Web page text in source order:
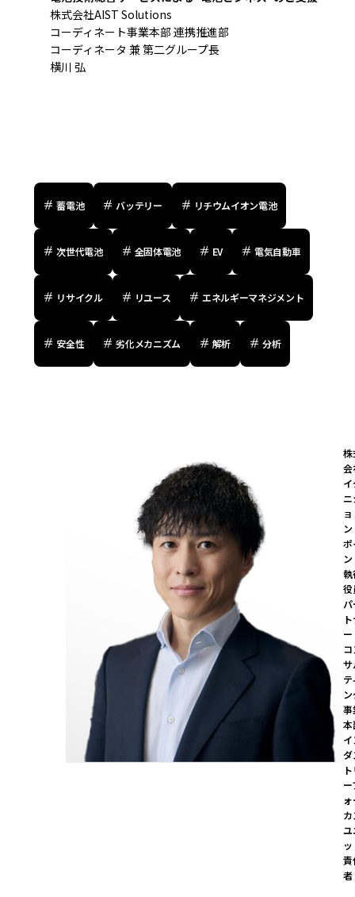
株式会社AIST Solutions
コーディネート事業本部 連携推進部
コーディネータ 兼 第二グループ長
横川 弘
蓄電池 バッテリー リチウムイオン電池
次世代電池 全固体電池 EV 電気自動車
リサイクル リユース エネルギーマネジメント
安全性 劣化メカニズム 解析 分析
ョ
ー
テ
ー
者